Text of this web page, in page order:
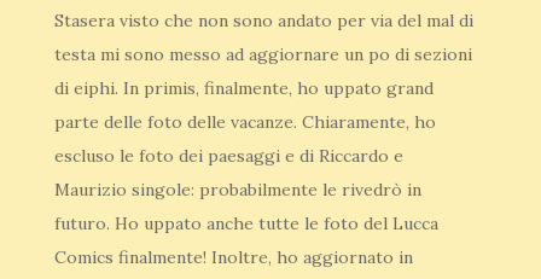
Stasera visto che non sono andato per via del mal di
testa mi sono messo ad aggiornare un po di sezioni
di eiphi. In primis, finalmente, ho uppato grand
parte delle foto delle vacanze. Chiaramente, ho
escluso le foto dei paesaggi e di Riccardo e
Maurizio singole: probabilmente le rivedrò in
futuro. Ho uppato anche tutte le foto del Lucca
Comics finalmente! Inoltre, ho aggiornato in